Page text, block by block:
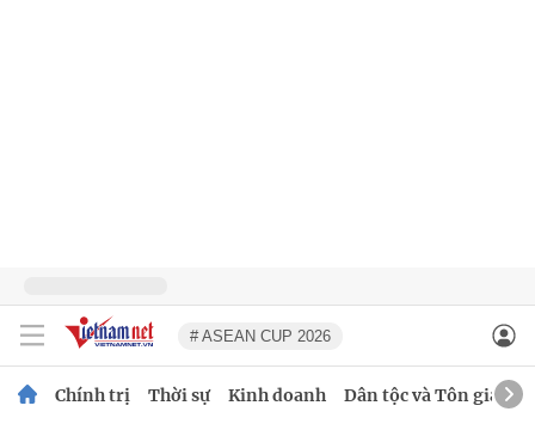
# ASEAN CUP 2026
Chính trị Thời sự Kinh doanh Dân tộc và Tôn giáo